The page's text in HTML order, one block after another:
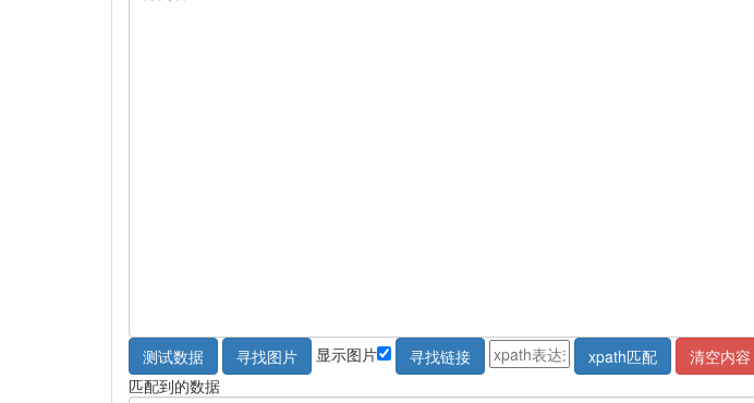
测试数据 寻找图片 显示图片 寻找链接 xpath匹配
清空内容
匹配到的数据